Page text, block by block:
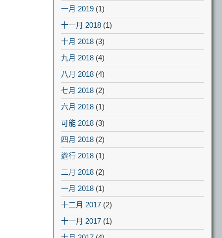
一月 2019 (1)
十一月 2018 (1)
十月 2018 (3)
九月 2018 (4)
八月 2018 (4)
七月 2018 (2)
六月 2018 (1)
可能 2018 (3)
四月 2018 (2)
遊行 2018 (1)
二月 2018 (2)
一月 2018 (1)
十二月 2017 (2)
十一月 2017 (1)